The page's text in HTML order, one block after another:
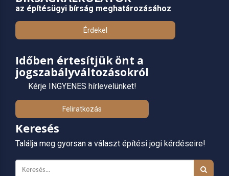
az építésügyi bírság meghatározásához
Érdekel
Időben értesítjük önt a
jogszabályváltozásokról
Kérje INGYENES hírlevelünket!
Feliratkozás
Keresés
Találja meg gyorsan a választ építési jogi kérdéseire!